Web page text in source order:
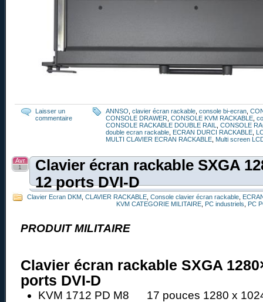
Laisser un
commentaire
ANNSO clavier écran rackable console bi-ecran
CONSOLE DRAWER CONSOLE KVM RACKABLE
CONSOLE RACKABLE DOUBLE RAIL
CONSOLE
double ecran rackable ECRAN DURCI RACKABLE
MULTI CLAVIER ECRAN RACKABLE Multi screen
Clavier écran rackable SXGA
12 ports DVI-D
Avr
1
Clavier Ecran DKM CLAVIER RACKABLE Console clavier écran rackable
KVM CATEGORIE MILITAIRE PC industriels PC
PRODUIT MILITAIRE
Clavier écran rackable SXGA
ports DVI-D
KVM 1712 PD M8 17 pouces 1280 x